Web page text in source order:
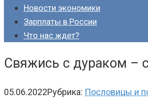
Новости экономики
Зарплаты в России
Что нас ждет?
Свяжись с дураком –
05.06.2022Рубрика: Пословицы и